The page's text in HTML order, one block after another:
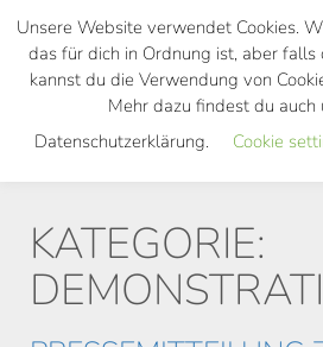
Skip
main
KATEGORIE:
Unsere Website verwendet Cookies.
das für dich in Ordnung ist, aber falls
kannst du die Verwendung von
Mehr dazu findest du auch
Datenschutzerklärung.
Cookie